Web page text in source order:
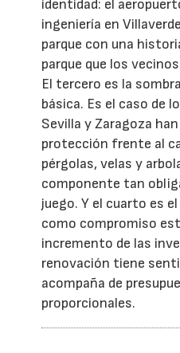
identidad: el
ingeniería en
parque con una
parque que los
El tercero es la
básica. Es el caso de
Sevilla y Zaragoza
protección frente al
pérgolas, velas y
componente tan
juego. Y el cuarto es
como compromiso
incremento de las
renovación tiene
acompaña de
proporcionales.